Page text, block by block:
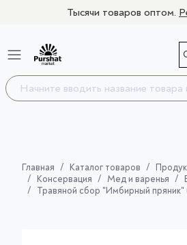
Тысячи товаров оптом.
Главная Каталог товаров
Консервация
Мед и варенья
Травяной сбор "Имбирный пряник" (бадан, имбирь